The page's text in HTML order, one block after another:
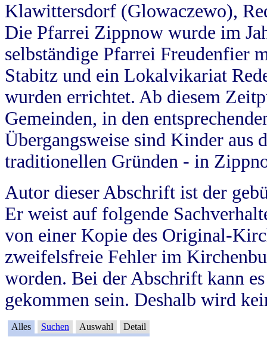
Klawittersdorf (Glowaczewo),
Die Pfarrei Zippnow wurde im
selbständige Pfarrei Freudenfier
Stabitz und ein Lokalvikariat
wurden errichtet. Ab diesem
Gemeinden, in den
Übergangsweise sind Kinder aus
traditionellen Gründen - in
Autor dieser Abschrift ist der
Er weist auf folgende
von einer Kopie des Original-
zweifelsfreie Fehler im
worden. Bei der Abschrift kann
gekommen sein. Deshalb wird
Alles Suchen Auswahl Detail